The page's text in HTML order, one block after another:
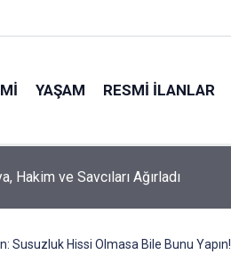
YAŞAM RESMI İLANLAR
ulaştı
Susuzluk Hissi Olmasa Bile Bunu Yapın!